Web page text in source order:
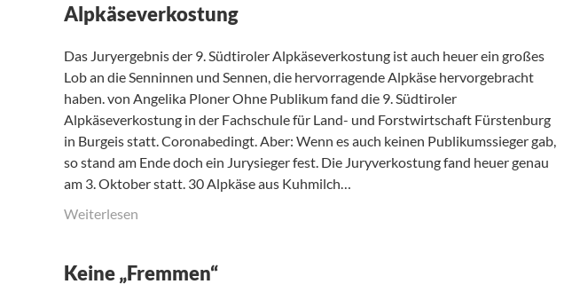
Alpkäseverkostung
Das Juryergebnis der 9. Südtiroler Alpkäseverkostung ist auch heuer ein großes
Lob an die Senninnen und Sennen, die hervorragende Alpkäse hervorgebracht
haben. von Angelika Ploner Ohne Publikum fand die 9. Südtiroler
Alpkäseverkostung in der Fachschule für Land- und Forstwirtschaft Fürstenburg
in Burgeis statt. Coronabedingt. Aber: Wenn es auch keinen Publikumssieger gab,
so stand am Ende doch ein Jurysieger fest. Die Juryverkostung fand heuer genau
am 3. Oktober statt. 30 Alpkäse aus Kuhmilch…
Weiterlesen
Keine „Fremmen“